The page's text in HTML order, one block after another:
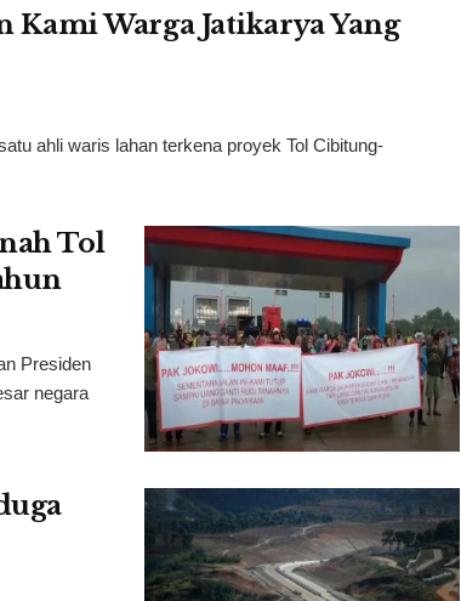
Kami Warga Jatikarya Yang
ahli waris lahan terkena proyek Tol Cibitung-
Tol
Presiden
negara